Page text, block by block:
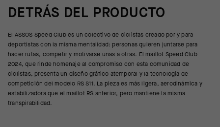
DETRÁS DEL PRODUCTO
El ASSOS Speed Club es un colectivo de ciclistas creado por y para
deportistas con la misma mentalidad: personas quieren juntarse para
hacer rutas, competir y motivarse unas a otras. El maillot Speed Club
2024, que rinde homenaje al compromiso con esta comunidad de
ciclistas, presenta un diseño gráfico atemporal y la tecnología de
competición del modelo RS S11. La pieza es más ligera, aerodinámica y
estabilizadora que el maillot RS anterior, pero mantiene la misma
transpirabilidad.